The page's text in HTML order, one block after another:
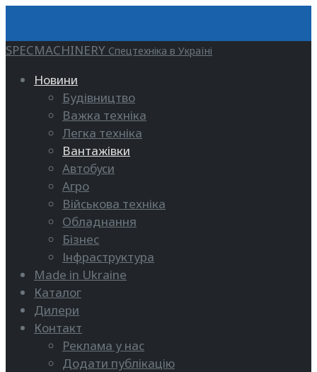
SPECMACHINERY Спецтехніка в Україні
Новини
Будівництво
Важка техніка
Легка техніка
Вантажівки
Автобуси
Агро
Військова техніка
Обладнання
Бізнес
Інфраструктура
Made in Ukraine
Каталог
Дилери
Контакт
Реклама у нас
Додати публікацію